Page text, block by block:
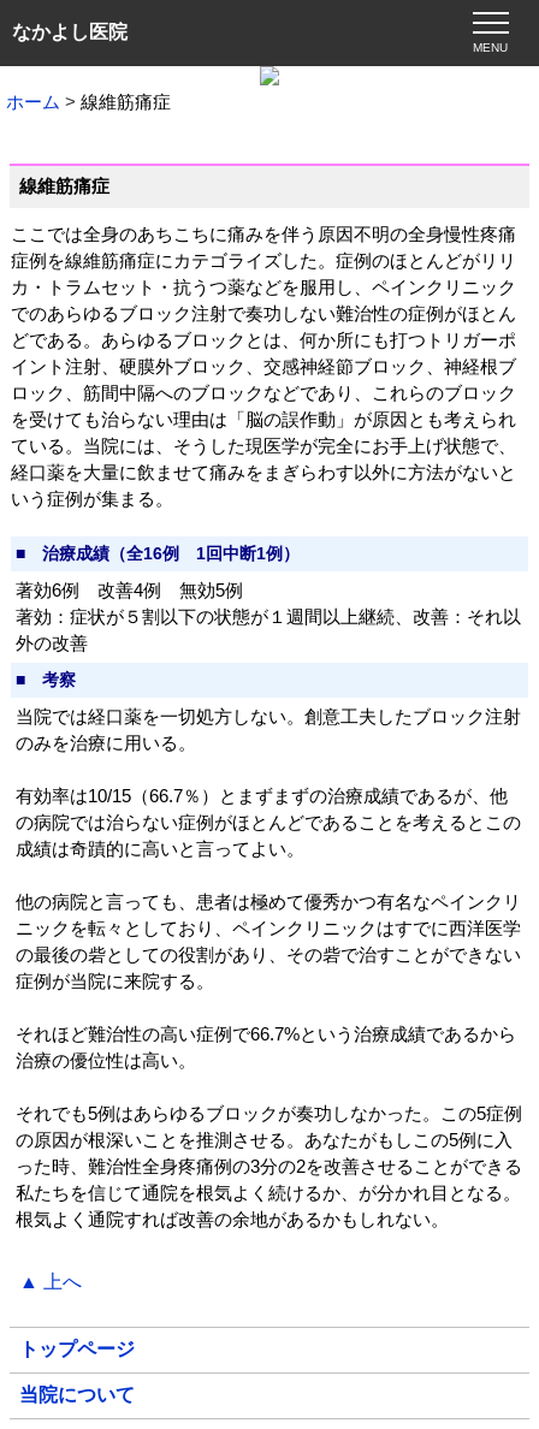
なかよし医院
MENU
ホーム 線維筋痛症
線維筋痛症
ここでは全身のあちこちに痛みを伴う原因不明の全身慢性疼痛
症例を線維筋痛症にカテゴライズした。症例のほとんどがリリ
カ・トラムセット・抗うつ薬などを服用し、ペインクリニック
でのあらゆるブロック注射で奏功しない難治性の症例がほとん
どである。あらゆるブロックとは、何か所にも打つトリガーポ
イント注射、硬膜外ブロック、交感神経節ブロック、神経根ブ
ロック、筋間中隔へのブロックなどであり、これらのブロック
を受けても治らない理由は「脳の誤作動」が原因とも考えられ
ている。当院には、そうした現医学が完全にお手上げ状態で、
経口薬を大量に飲ませて痛みをまぎらわす以外に方法がないと
いう症例が集まる。
■ 治療成績（全16例 1回中断1例）
著効6例 改善4例 無効5例
著効：症状が５割以下の状態が１週間以上継続、改善：それ以
外の改善
■ 考察
当院では経口薬を一切処方しない。創意工夫したブロック注射
のみを治療に用いる。
有効率は10/15（66.7％）とまずまずの治療成績であるが、他
の病院では治らない症例がほとんどであることを考えるとこの
成績は奇蹟的に高いと言ってよい。
他の病院と言っても、患者は極めて優秀かつ有名なペインクリ
ニックを転々としており、ペインクリニックはすでに西洋医学
の最後の砦としての役割があり、その砦で治すことができない
症例が当院に来院する。
それほど難治性の高い症例で66.7%という治療成績であるから
治療の優位性は高い。
それでも5例はあらゆるブロックが奏功しなかった。この5症例
の原因が根深いことを推測させる。あなたがもしこの5例に入
った時、難治性全身疼痛例の3分の2を改善させることができる
私たちを信じて通院を根気よく続けるか、が分かれ目となる。
根気よく通院すれば改善の余地があるかもしれない。
▲ 上へ
トップページ
当院について